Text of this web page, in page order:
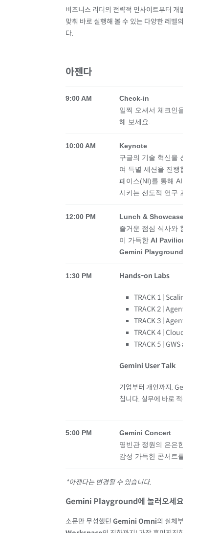
비즈니스 리더의 전략적 인사이트부터 개발자의 실전
맞춰 바로 실행해 볼 수 있는 다양한 레벨의 맞춤형 핸
다.
아젠다
9:00 AM
Check-in
일찍 오셔서 체크인을 마치고,
해 보세요.
10:00 AM
Keynote
구글의 기술 혁신을 선도하는
여 특별 세션을 진행합니다. 본
페이스(NI)를 통해 AI 에이전트
시키는 선도적 연구 프로젝트,
12:00 PM
Lunch & Showcase
즐거운 점심 식사와 함께 구글
이 가득한 AI Pavilion
Gemini Playground
1:30 PM Hands-on Labs
TRACK 1 | Scaling AI
TRACK 2 | Agentic
TRACK 3 | Agentic Data
TRACK 4 | Cloud with
TRACK 5 | GWS and
Gemini User Talk
기업부터 개인까지, Gemini 마스
칩니다. 실무에 바로 적용할 수 있
5:00 PM
Gemini Concert
영빈관 정원의 은은한 노을 아
감성 가득한 콘서트를 즐겨보세
*아젠다는 변경될 수 있습니다.
Gemini Playground에 놀러오세요!
소문만 무성했던 Gemini Omni의 실체부터, 내 업무